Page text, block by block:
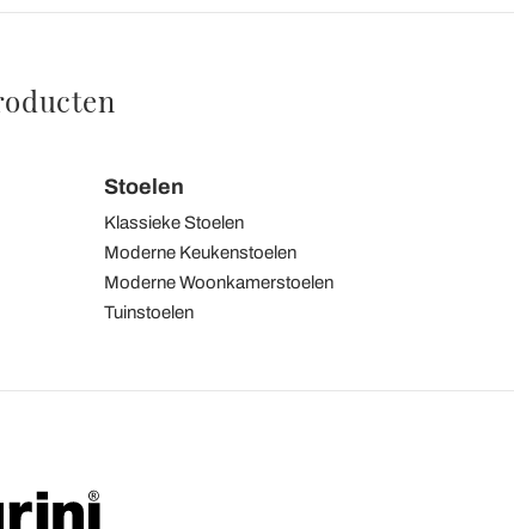
Stoelen
Klassieke Stoelen
Moderne Keukenstoelen
Moderne Woonkamerstoelen
Tuinstoelen